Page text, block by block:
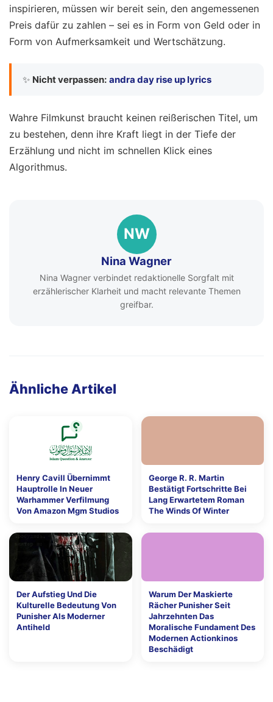
inspirieren, müssen wir bereit sein, den angemessenen
Preis dafür zu zahlen – sei es in Form von Geld oder in
Form von Aufmerksamkeit und Wertschätzung.
✨ Nicht verpassen: andra day rise up lyrics
Wahre Filmkunst braucht keinen reißerischen Titel, um
zu bestehen, denn ihre Kraft liegt in der Tiefe der
Erzählung und nicht im schnellen Klick eines
Algorithmus.
NW
Nina Wagner
Nina Wagner verbindet redaktionelle Sorgfalt mit
erzählerischer Klarheit und macht relevante Themen
greifbar.
Ähnliche Artikel
Henry Cavill Übernimmt
Hauptrolle In Neuer
Warhammer Verfilmung
Von Amazon Mgm Studios
George R. R. Martin
Bestätigt Fortschritte Bei
Lang Erwartetem Roman
The Winds Of Winter
Der Aufstieg Und Die
Kulturelle Bedeutung Von
Punisher Als Moderner
Antiheld
Warum Der Maskierte
Rächer Punisher Seit
Jahrzehnten Das
Moralische Fundament Des
Modernen Actionkinos
Beschädigt